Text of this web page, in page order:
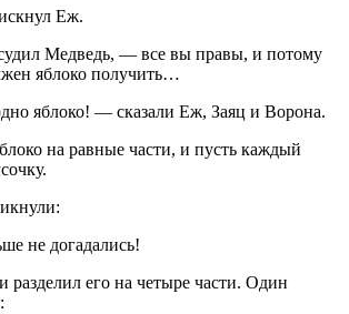
Еж.
Медведь, — все вы правы, и потому
яблоко получить…
яблоко! — сказали Еж, Заяц и Ворона.
на равные части, и пусть каждый
не догадались!
разделил его на четыре части. Один